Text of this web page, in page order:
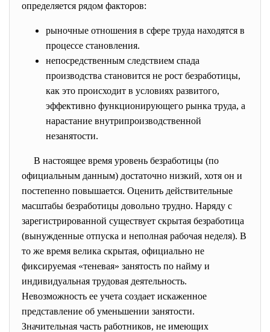
определяется рядом факторов:
рыночные отношения в сфере труда находятся в
процессе становления.
непосредственным следствием спада
производства становится не рост безработицы,
как это происходит в условиях развитого,
эффективно функционирующего рынка труда, а
нарастание внутрипроизводственной
незанятости.
В настоящее время уровень безработицы (по
официальным данным) достаточно низкий, хотя он и
постепенно повышается. Оценить действительные
масштабы безработицы довольно трудно. Наряду с
зарегистрированной существует скрытая безработица
(вынужденные отпуска и неполная рабочая неделя). В
то же время велика скрытая, официально не
фиксируемая «теневая» занятость по найму и
индивидуальная трудовая деятельность.
Невозможность ее учета создает искаженное
представление об уменьшении занятости.
Значительная часть работников, не имеющих